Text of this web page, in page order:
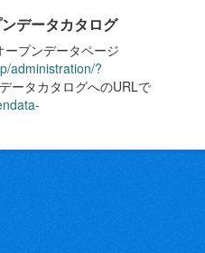
データカタログ
プンデータページ
administration/?
ータカタログへのURLで